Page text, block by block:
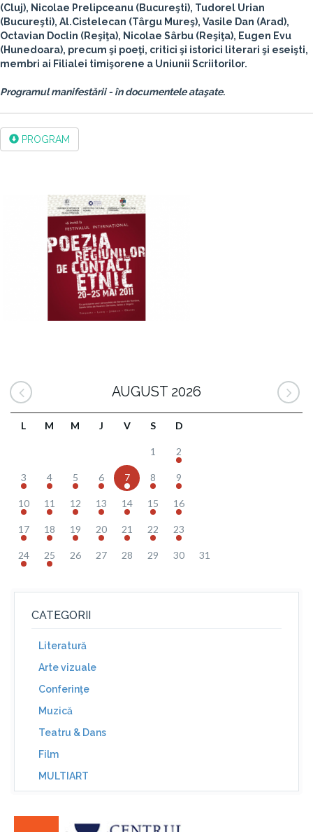
(Cluj), Nicolae Prelipceanu (Bucureşti), Tudorel Urian
(Bucureşti), Al.Cistelecan (Târgu Mureş), Vasile Dan (Arad),
Octavian Doclin (Reşiţa), Nicolae Sârbu (Reşiţa), Eugen Evu
(Hunedoara), precum şi poeţi, critici şi istorici literari şi eseişti,
membri ai Filialei timişorene a Uniunii Scriitorilor.
Programul manifestării - în documentele ataşate.
PROGRAM
AUGUST 2026
L M M J V S D
1 2
3 4 5 6 7 8 9
10 11 12 13 14 15 16
17 18 19 20 21 22 23
24 25 26 27 28 29 30 31
CATEGORII
Literatură
Arte vizuale
Conferinţe
Muzică
Teatru & Dans
Film
MULTIART